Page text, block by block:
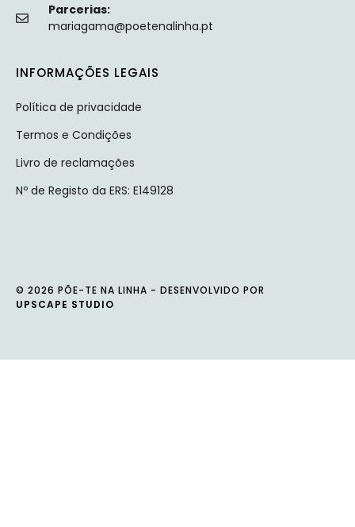
Parcerias:
mariagama@poetenalinha.pt
INFORMAÇÕES LEGAIS
Política de privacidade
Termos e Condições
Livro de reclamações
Nº de Registo da ERS: E149128
© 2026 PÕE-TE NA LINHA - DESENVOLVIDO POR
UPSCAPE STUDIO